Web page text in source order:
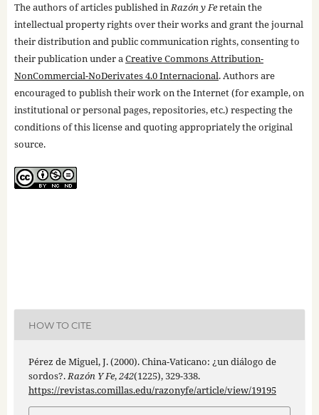
The authors of articles published inRazón y Feretain the
intellectual property rights over their works and grant the journal
their distribution and public communication rights, consenting to
their publication under aCreative Commons Attribution-
NonCommercial-NoDerivates 4.0 Internacional. Authors are
encouraged to publish their work on the Internet (for example, on
institutional or personal pages, repositories, etc.) respecting the
conditions of this license and quoting appropriately the original
source.
HOW TO CITE
Pérez de Miguel, J. (2000). China-Vaticano: ¿un diálogo de
sordos?.Razón Y Fe,242(1225), 329-338.
https://revistas.comillas.edu/razonyfe/article/view/19195